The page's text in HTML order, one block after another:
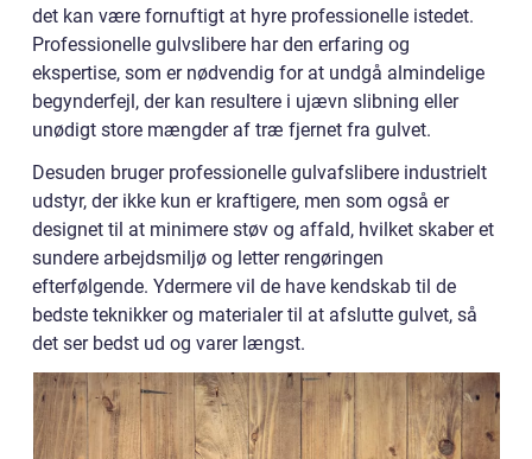
det kan være fornuftigt at hyre professionelle istedet.
Professionelle gulvslibere har den erfaring og
ekspertise, som er nødvendig for at undgå almindelige
begynderfejl, der kan resultere i ujævn slibning eller
unødigt store mængder af træ fjernet fra gulvet.
Desuden bruger professionelle gulvafslibere industrielt
udstyr, der ikke kun er kraftigere, men som også er
designet til at minimere støv og affald, hvilket skaber et
sundere arbejdsmiljø og letter rengøringen
efterfølgende. Ydermere vil de have kendskab til de
bedste teknikker og materialer til at afslutte gulvet, så
det ser bedst ud og varer længst.